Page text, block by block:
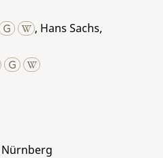
, Hans Sachs,